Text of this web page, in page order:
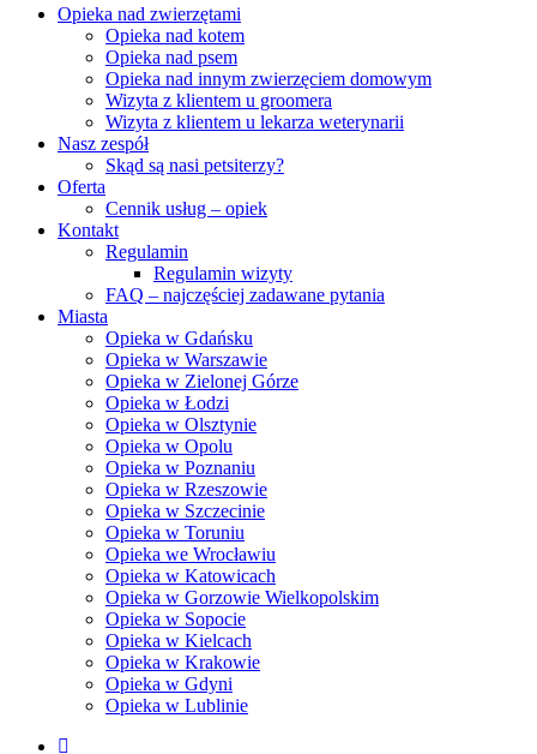
Close
Opieka nad zwierzętami
Opieka nad kotem
Opieka nad psem
Opieka nad innym zwierzęciem domowym
Wizyta z klientem u groomera
Wizyta z klientem u lekarza weterynarii
Nasz zespół
Skąd są nasi petsiterzy?
Oferta
Cennik usług – opiek
Kontakt
Regulamin
Regulamin wizyty
FAQ – najczęściej zadawane pytania
Miasta
Opieka w Gdańsku
Opieka w Warszawie
Opieka w Zielonej Górze
Opieka w Łodzi
Opieka w Olsztynie
Opieka w Opolu
Opieka w Poznaniu
Opieka w Rzeszowie
Opieka w Szczecinie
Opieka w Toruniu
Opieka we Wrocławiu
Opieka w Katowicach
Opieka w Gorzowie Wielkopolskim
Opieka w Sopocie
Opieka w Kielcach
Opieka w Krakowie
Opieka w Gdyni
Opieka w Lublinie
facebook